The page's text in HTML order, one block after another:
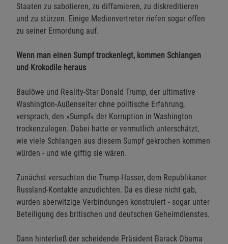
Staaten zu sabotieren, zu diffamieren, zu diskreditieren
und zu stürzen. Einige Medienvertreter riefen sogar offen
zu seiner Ermordung auf.
Wenn man einen Sumpf trockenlegt, kommen Schlangen
und Krokodile heraus
Baulöwe und Reality-Star Donald Trump, der ultimative
Washington-Außenseiter ohne politische Erfahrung,
versprach, den »Sumpf« der Korruption in Washington
trockenzulegen. Dabei hatte er vermutlich unterschätzt,
wie viele Schlangen aus diesem Sumpf gekrochen kommen
würden - und wie giftig sie wären.
Zunächst versuchten die Trump-Hasser, dem Republikaner
Russland-Kontakte anzudichten. Da es diese nicht gab,
wurden aberwitzige Verbindungen konstruiert - sogar unter
Beteiligung des britischen und deutschen Geheimdienstes.
Dann hinterließ der scheidende Präsident Barack Obama